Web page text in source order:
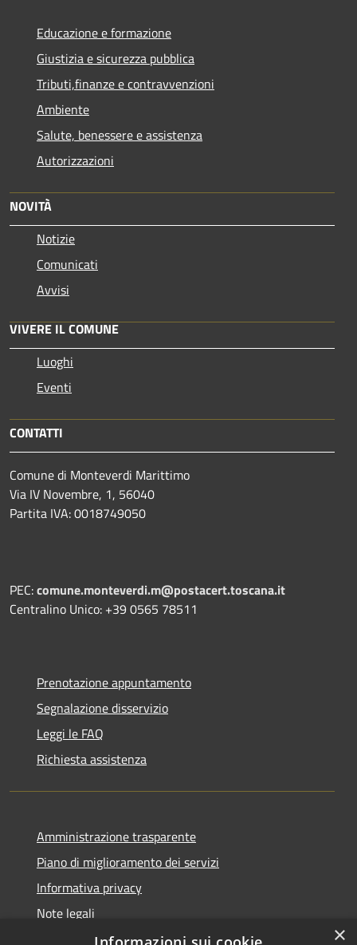
Educazione e formazione
Giustizia e sicurezza pubblica
Tributi,finanze e contravvenzioni
Ambiente
Salute, benessere e assistenza
Autorizzazioni
NOVITÀ
Notizie
Comunicati
Avvisi
VIVERE IL COMUNE
Luoghi
Eventi
CONTATTI
Comune di Monteverdi Marittimo
Via IV Novembre, 1, 56040
Partita IVA: 0018749050
PEC:comune.monteverdi.m@postacert.toscana.it
Centralino Unico: +39 0565 78511
Prenotazione appuntamento
Segnalazione disservizio
Leggi le FAQ
Richiesta assistenza
Amministrazione trasparente
Piano di miglioramento dei servizi
Informativa privacy
Note legali
Dichiarazione di accessibilità
×